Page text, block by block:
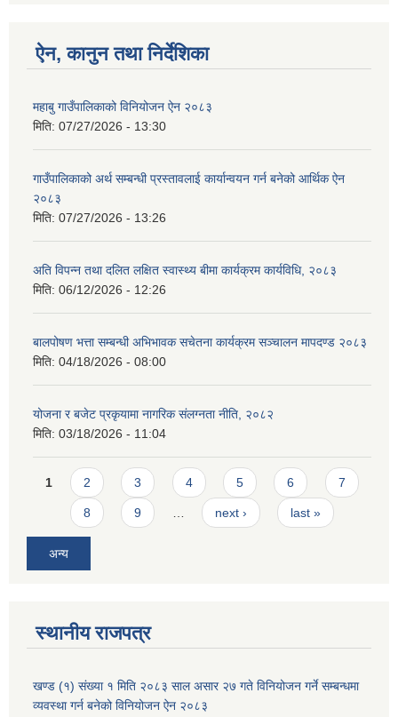
ऐन, कानुन तथा निर्देशिका
महाबु गाउँपालिकाको विनियोजन ऐन २०८३
मिति: 07/27/2026 - 13:30
गाउँपालिकाको अर्थ सम्बन्धी प्रस्तावलाई कार्यान्वयन गर्न बनेको आर्थिक ऐन
२०८३
मिति: 07/27/2026 - 13:26
अति विपन्न तथा दलित लक्षित स्वास्थ्य बीमा कार्यक्रम कार्यविधि, २०८३
मिति: 06/12/2026 - 12:26
बालपोषण भत्ता सम्बन्धी अभिभावक सचेतना कार्यक्रम सञ्चालन मापदण्ड २०८३
मिति: 04/18/2026 - 08:00
योजना र बजेट प्रकृयामा नागरिक संलग्नता नीति, २०८२
मिति: 03/18/2026 - 11:04
Pages
1 2 3 4 5 6 7
8 9 next › last »
अन्य
स्थानीय राजपत्र
खण्ड (१) संख्या १ मिति २०८३ साल असार २७ गते विनियोजन गर्ने सम्बन्धमा
व्यवस्था गर्न बनेको विनियोजन ऐन २०८३